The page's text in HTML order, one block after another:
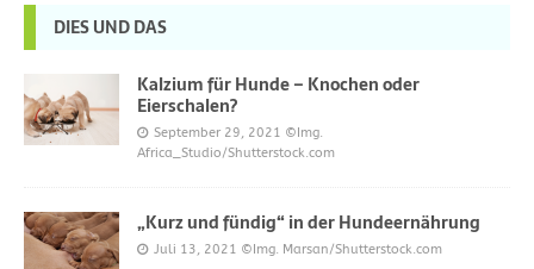
DIES UND DAS
Kalzium für Hunde – Knochen oder
Eierschalen?
September 29, 2021 ©Img.
Africa_Studio/Shutterstock.com
„Kurz und fündig“ in der Hundeernährung
Juli 13, 2021 ©Img. Marsan/Shutterstock.com